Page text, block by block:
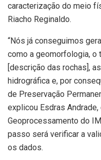
caracterização do meio
Riacho Reginaldo.
“Nós já conseguimos
como a geomorfologia,
[descrição das rochas],
hidrográfica e, por
de Preservação
explicou Esdras
Geoprocessamento do
passo será verificar a
os dados.